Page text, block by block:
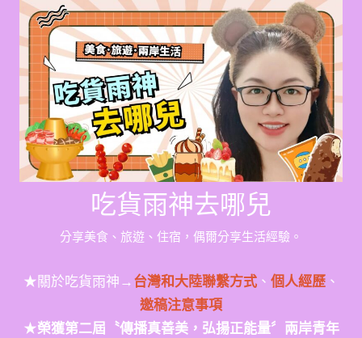
Skip
content
吃貨雨神去哪兒
分享美食、旅遊、住宿，偶爾分享生活經驗。
★關於吃貨雨神→台灣和大陸聯繫方式、 個人經歷、
邀稿注意事項
★榮獲第二屆〝傳播真善美，弘揚正能量〞兩岸青年